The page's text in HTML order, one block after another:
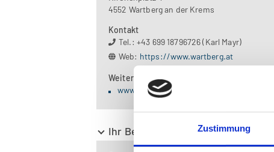
Zustimmung
4552 Wartberg an der Krems
Kontakt
Tel.: +43 699 18796726 (Karl Mayr)
Web: https://www.wartberg.at
Weiterführende Links
www.oberoesterreich.at/wartberg
Ihr Besuch im Museum